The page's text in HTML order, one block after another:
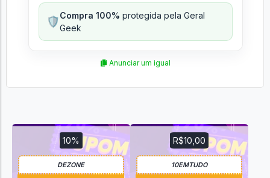
🛡️Compra 100% protegida pela Geral
Geek
Anunciar um igual
10% R$10,00